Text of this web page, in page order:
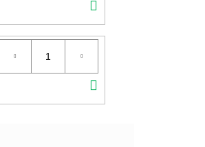
KOŠÍKU
KOŠÍKU